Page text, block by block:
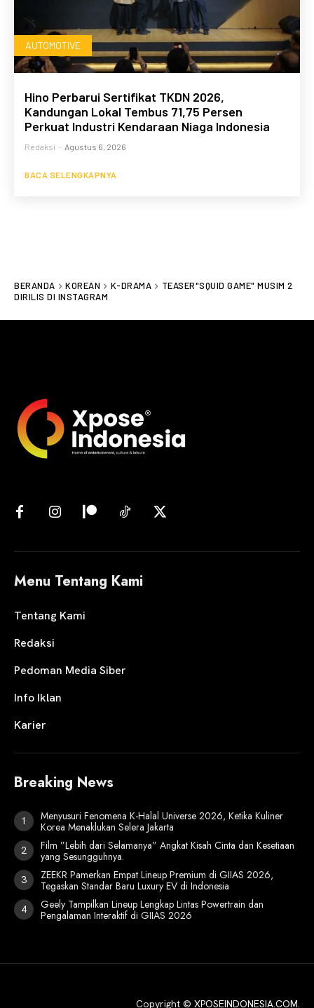
AUTOMOTIVE
Hino Perbarui Sertifikat TKDN 2026,
Kandungan Lokal Tembus 71,75 Persen
Perkuat Industri Kendaraan Niaga Indonesia
Redaksi - Agustus 6, 2026
BACA SELENGKAPNYA
BERANDA KOREAN K-DRAMA
TEASER"SQUID GAME" MUSIM 2
DIRILIS DI INSTAGRAM
Menu Tentang Kami
Tentang Kami
Redaksi
Pedoman Media Siber
Info Iklan
Karier
Breaking News
Menyusuri Fenomena K-Halal Universe 2026, Ketika Kuliner
Korea Menaklukan Selera Jakarta
Film ”Lebih dari Selamanya” Angkat Kisah Cinta dan Kesetiaan
yang Sesungguhnya.
ZEEKR Pamerkan Empat Lineup Premium di GIIAS 2026,
Tegaskan Standar Baru Luxury EV di Indonesia
Geely Tampilkan Lineup Lengkap Lintas Powertrain dan
Pengalaman Interaktif di GIIAS 2026
Copyright © XPOSEINDONESIA.COM.